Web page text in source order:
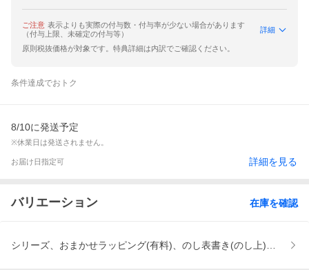
ご注意 表示よりも実際の付与数・付与率が少ない場合があります
（付与上限、未確定の付与等）
詳細
原則税抜価格が対象です。特典詳細は内訳でご確認ください。
条件達成でおトク
8/10に発送予定
※休業日は発送されません。
お届け日指定可 詳細を見る
バリエーション 在庫を確認
シリーズ、おまかせラッピング(有料)、のし表書き(のし上)、のしの